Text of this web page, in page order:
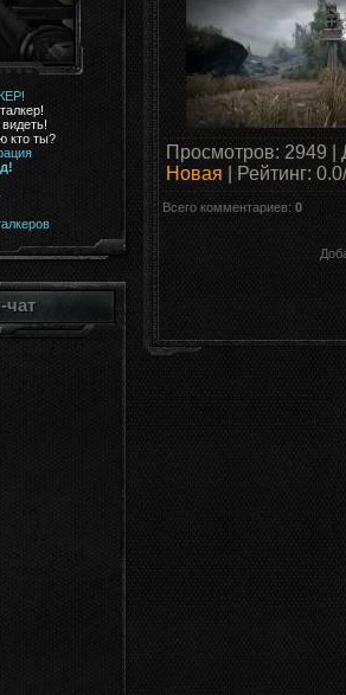
кто ты?
чат
Просмотров: 2949
Новая
|Рейтинг: 0.0/
Всего комментариев: 0